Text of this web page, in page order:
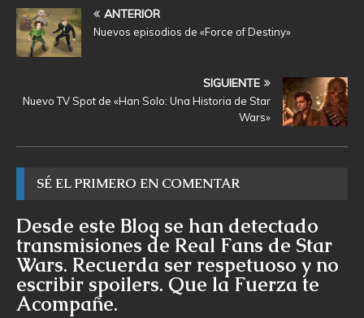
ANTERIOR
Nuevos episodios de «Force of Destiny»
SIGUIENTE
Nuevo TV Spot de «Han Solo: Una Historia de Star
Wars»
SÉ EL PRIMERO EN COMENTAR
Desde este Blog se han detectado
transmisiones de Real Fans de Star
Wars. Recuerda ser respetuoso y no
escribir spoilers. Que la Fuerza te
Acompañe.